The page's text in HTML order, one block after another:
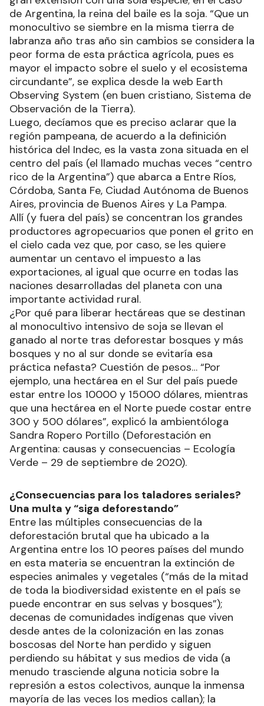
de Argentina, la reina del baile es la soja. “Que un
monocultivo se siembre en la misma tierra de
labranza año tras año sin cambios se considera la
peor forma de esta práctica agrícola, pues es
mayor el impacto sobre el suelo y el ecosistema
circundante”, se explica desde la web Earth
Observing System (en buen cristiano, Sistema de
Observación de la Tierra).
Luego, decíamos que es preciso aclarar que la
región pampeana, de acuerdo a la definición
histórica del Indec, es la vasta zona situada en el
centro del país (el llamado muchas veces “centro
rico de la Argentina”) que abarca a Entre Ríos,
Córdoba, Santa Fe, Ciudad Autónoma de Buenos
Aires, provincia de Buenos Aires y La Pampa.
Allí (y fuera del país) se concentran los grandes
productores agropecuarios que ponen el grito en
el cielo cada vez que, por caso, se les quiere
aumentar un centavo el impuesto a las
exportaciones, al igual que ocurre en todas las
naciones desarrolladas del planeta con una
importante actividad rural.
¿Por qué para liberar hectáreas que se destinan
al monocultivo intensivo de soja se llevan el
ganado al norte tras deforestar bosques y más
bosques y no al sur donde se evitaría esa
práctica nefasta? Cuestión de pesos… “Por
ejemplo, una hectárea en el Sur del país puede
estar entre los 10000 y 15000 dólares, mientras
que una hectárea en el Norte puede costar entre
300 y 500 dólares”, explicó la ambientóloga
Sandra Ropero Portillo (Deforestación en
Argentina: causas y consecuencias – Ecología
Verde – 29 de septiembre de 2020).
¿Consecuencias para los taladores seriales?
Una multa y “siga deforestando”
Entre las múltiples consecuencias de la
deforestación brutal que ha ubicado a la
Argentina entre los 10 peores países del mundo
en esta materia se encuentran la extinción de
especies animales y vegetales (“más de la mitad
de toda la biodiversidad existente en el país se
puede encontrar en sus selvas y bosques”);
decenas de comunidades indígenas que viven
desde antes de la colonización en las zonas
boscosas del Norte han perdido y siguen
perdiendo su hábitat y sus medios de vida (a
menudo trasciende alguna noticia sobre la
represión a estos colectivos, aunque la inmensa
mayoría de las veces los medios callan); la